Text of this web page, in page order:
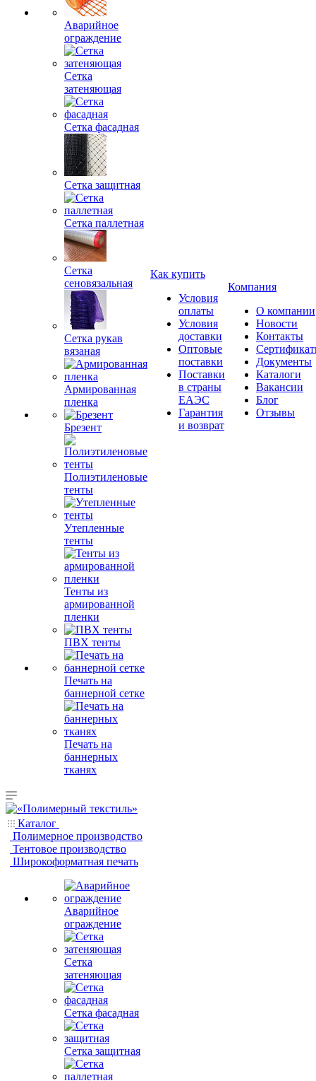
Аварийное
ограждение
Сетка
затеняющая
Сетка фасадная
Сетка защитная
Сетка паллетная
Сетка
сеновязальная
Сетка рукав
вязаная
Армированная
пленка
Брезент
Полиэтиленовые
тенты
Утепленные
тенты
Тенты из
армированной
пленки
ПВХ тенты
Печать на
баннерной сетке
Печать на
баннерных
тканях
Как купить
Условия
оплаты
Условия
доставки
Оптовые
поставки
Поставки
в страны
ЕАЭС
Гарантия
и возврат
Компания
О компании
Новости
Контакты
Документы
Каталоги
Вакансии
Блог
Отзывы
Каталог
Полимерное производство
Тентовое производство
Широкоформатная печать
Аварийное
ограждение
Сетка
затеняющая
Сетка фасадная
Сетка защитная